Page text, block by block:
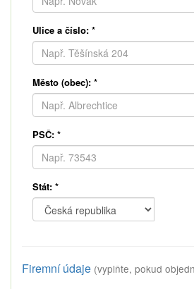
Ulice a číslo: *
Město (obec): *
PSČ: *
Stát: *
Firemní údaje (vyplňte, pokud